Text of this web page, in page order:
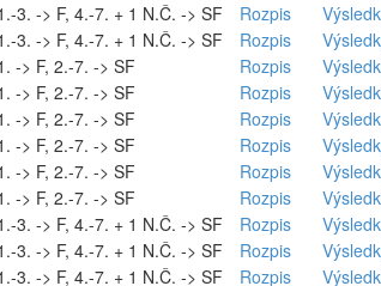
3. -> F, 4.-7. + 1 N.Č. -> SF Rozpis
3. -> F, 4.-7. + 1 N.Č. -> SF Rozpis
-> F, 2.-7. -> SF Rozpis
-> F, 2.-7. -> SF Rozpis
-> F, 2.-7. -> SF Rozpis
-> F, 2.-7. -> SF Rozpis
-> F, 2.-7. -> SF Rozpis
-> F, 2.-7. -> SF Rozpis
3. -> F, 4.-7. + 1 N.Č. -> SF Rozpis
3. -> F, 4.-7. + 1 N.Č. -> SF Rozpis
3. -> F, 4.-7. + 1 N.Č. -> SF Rozpis